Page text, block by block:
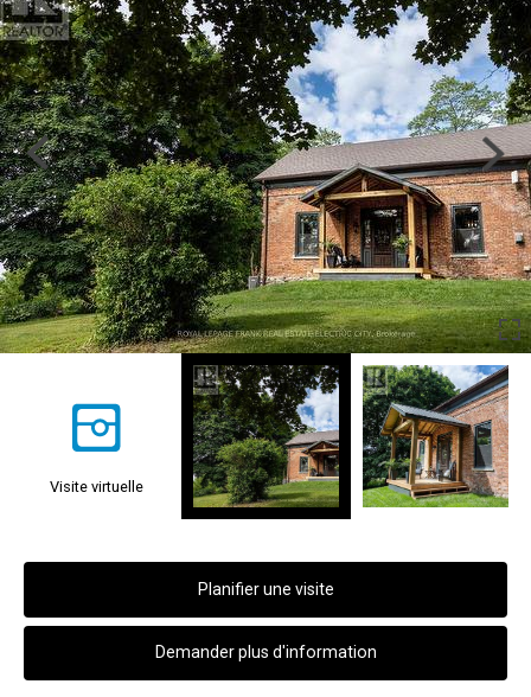
Previous Next
Visite virtuelle
Planifier une visite
Demander plus d'information